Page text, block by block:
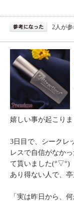
2人が
嬉しい事が起こりま
3日目で、シークレ
レスで自信がなか
て貰いました(°▽°)
あり得ない人で、
「実は昨日から、